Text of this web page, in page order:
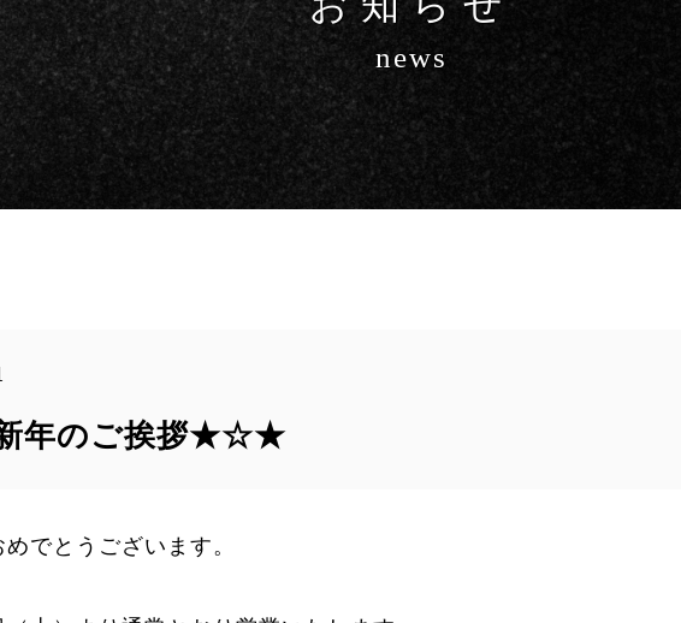
news
のご挨拶★☆★
でとうございます。